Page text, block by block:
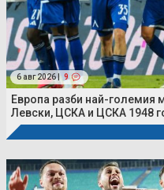
6 авг 2026 | 9
Европа разби най-големия
Левски, ЦСКА и ЦСКА 1948